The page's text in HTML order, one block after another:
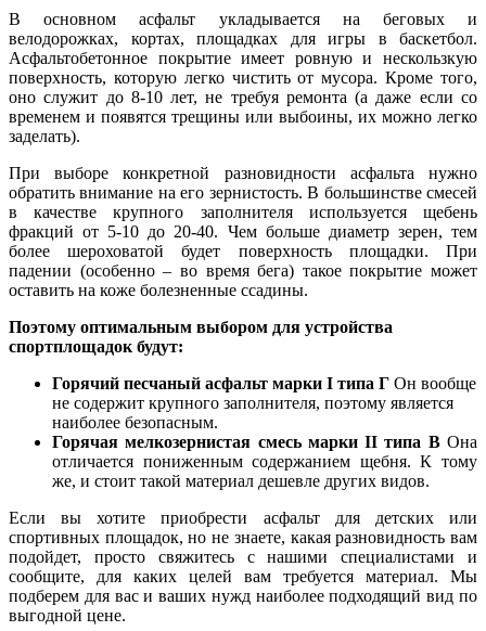
В основном асфальт укладывается на беговых и
велодорожках, кортах, площадках для игры в баскетбол.
Асфальтобетонное покрытие имеет ровную и нескользкую
поверхность, которую легко чистить от мусора. Кроме того,
оно служит до 8-10 лет, не требуя ремонта (а даже если со
временем и появятся трещины или выбоины, их можно легко
заделать).
При выборе конкретной разновидности асфальта нужно
обратить внимание на его зернистость. В большинстве смесей
в качестве крупного заполнителя используется щебень
фракций от 5-10 до 20-40. Чем больше диаметр зерен, тем
более шероховатой будет поверхность площадки. При
падении (особенно – во время бега) такое покрытие может
оставить на коже болезненные ссадины.
Поэтому оптимальным выбором для устройства
спортплощадок будут:
Горячий песчаный асфальт марки I типа Г Он вообще
не содержит крупного заполнителя, поэтому является
наиболее безопасным.
Горячая мелкозернистая смесь марки II типа В Она
отличается пониженным содержанием щебня. К тому
же, и стоит такой материал дешевле других видов.
Если вы хотите приобрести асфальт для детских или
спортивных площадок, но не знаете, какая разновидность вам
подойдет, просто свяжитесь с нашими специалистами и
сообщите, для каких целей вам требуется материал. Мы
подберем для вас и ваших нужд наиболее подходящий вид по
выгодной цене.